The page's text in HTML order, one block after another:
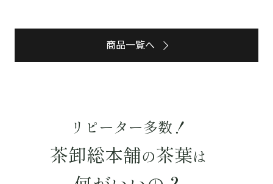
詳細検索
キーワードで探す
商品一覧へ
リピーター多数！
茶卸総本舗の茶葉は